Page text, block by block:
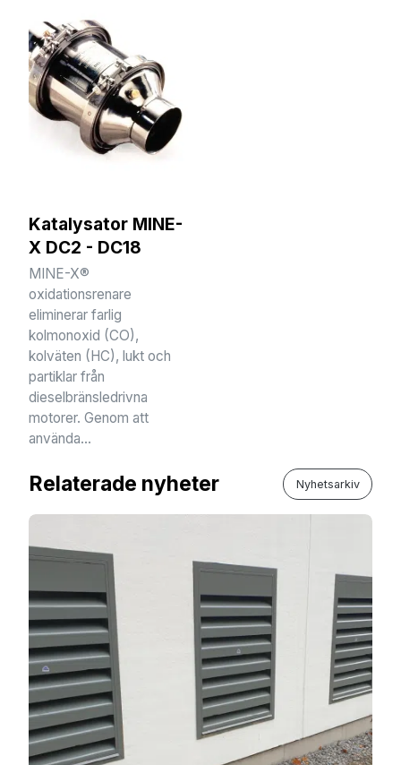
Katalysator MINE-
X DC2 - DC18
MINE-X®
oxidationsrenare
eliminerar farlig
kolmonoxid (CO),
kolväten (HC), lukt och
partiklar från
dieselbränsledrivna
motorer. Genom att
använda...
Relaterade nyheter Nyhetsarkiv